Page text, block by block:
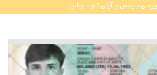
بایننس با آیدی کارت ایتالیا